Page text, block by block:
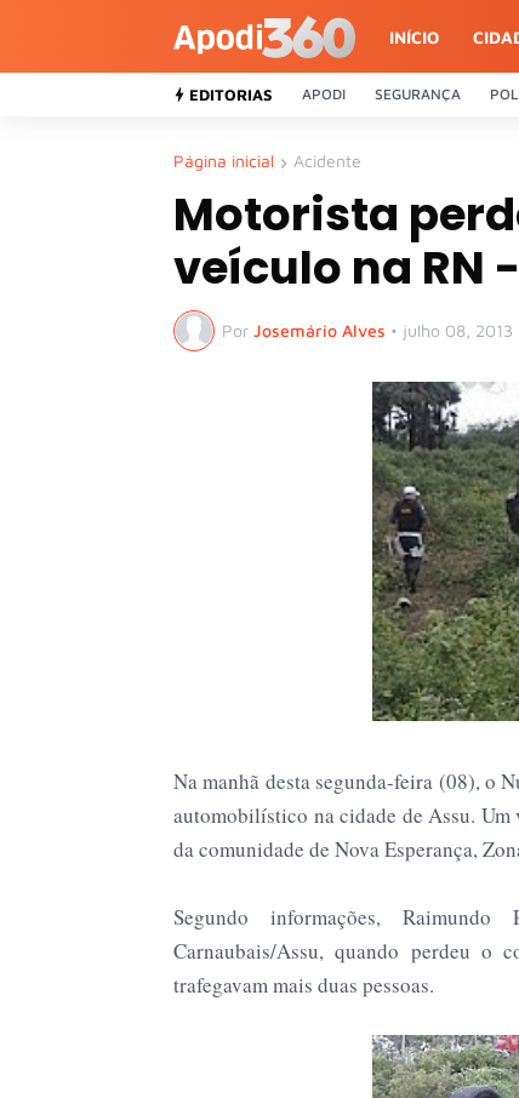
INÍCIO
EDITORIAS APODI SEGURANÇA
Página inicial Acidente
Motorista
veículo na RN
Por Josemário Alves • julho 08, 2013
Na manhã desta segunda-feira (08), o
automobilístico na cidade de Assu.
da comunidade de Nova Esperança,
Segundo informações,
Carnaubais/Assu, quando perdeu o
trafegavam mais duas pessoas.